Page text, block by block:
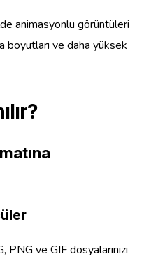
animasyonlu görüntüleri
boyutları ve daha yüksek
ve GIF dosyalarınızı